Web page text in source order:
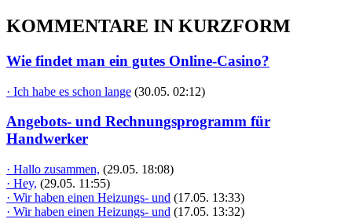
KOMMENTARE IN KURZFORM
Wie findet man ein gutes Online-Casino?
· Ich habe es schon lange (30.05. 02:12)
Angebots- und Rechnungsprogramm für
Handwerker
· Hallo zusammen, (29.05. 18:08)
· Hey, (29.05. 11:55)
· Wir haben einen Heizungs- und (17.05. 13:33)
· Wir haben einen Heizungs- und (17.05. 13:32)